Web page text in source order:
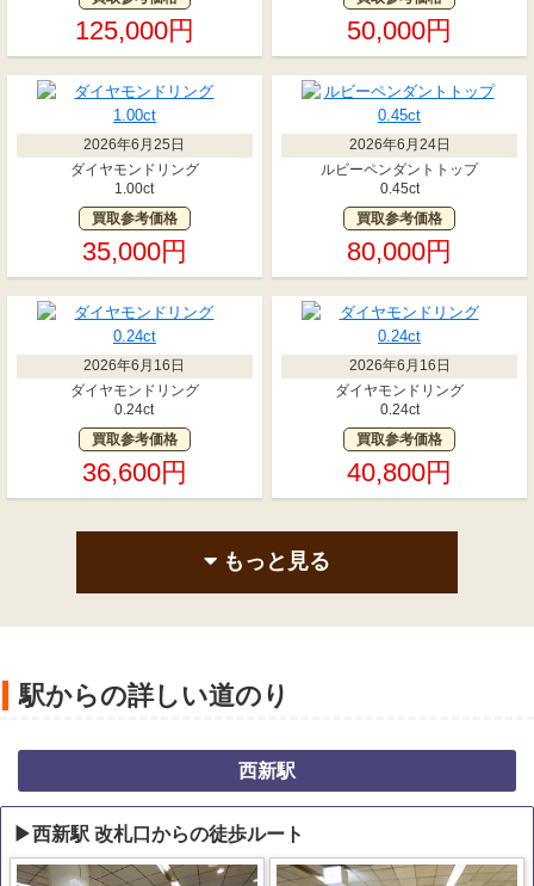
125,000円 50,000円
2026年6月25日
ダイヤモンドリング
1.00ct
買取参考価格
35,000円
2026年6月24日
ルビーペンダントトップ
0.45ct
買取参考価格
80,000円
2026年6月16日
ダイヤモンドリング
0.24ct
買取参考価格
36,600円
2026年6月16日
ダイヤモンドリング
0.24ct
買取参考価格
40,800円
もっと見る
駅からの詳しい道のり
西新駅
▶西新駅 改札口からの徒歩ルート